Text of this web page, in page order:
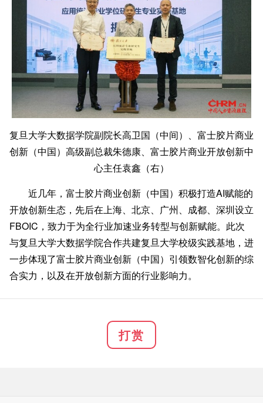
复旦大学大数据学院副院长高卫国（中间）、富士胶片商业
创新（中国）高级副总裁朱德康、富士胶片商业开放创新中
心主任袁鑫（右）
近几年，富士胶片商业创新（中国）积极打造AI赋能的
开放创新生态，先后在上海、北京、广州、成都、深圳设立
FBOIC，致力于为全行业加速业务转型与创新赋能。此次
与复旦大学大数据学院合作共建复旦大学校级实践基地，进
一步体现了富士胶片商业创新（中国）引领数智化创新的综
合实力，以及在开放创新方面的行业影响力。
打赏